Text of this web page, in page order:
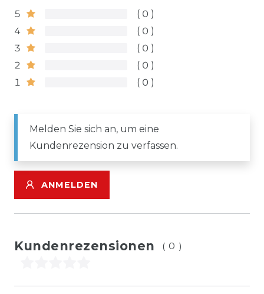
5
0
4
0
3
0
2
0
1
0
Melden Sie sich an, um eine
Kundenrezension zu verfassen.
ANMELDEN
Kundenrezensionen (0)